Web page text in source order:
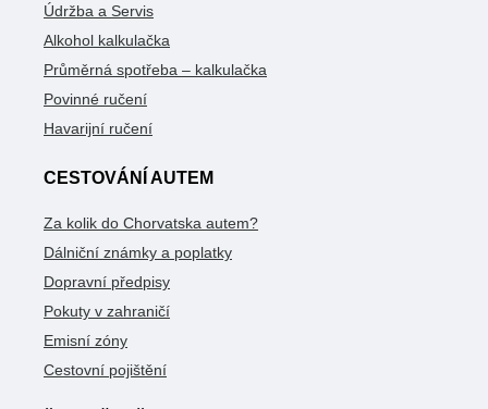
Údržba a Servis
Alkohol kalkulačka
Průměrná spotřeba – kalkulačka
Povinné ručení
Havarijní ručení
CESTOVÁNÍ AUTEM
Za kolik do Chorvatska autem?
Dálniční známky a poplatky
Dopravní předpisy
Pokuty v zahraničí
Emisní zóny
Cestovní pojištění